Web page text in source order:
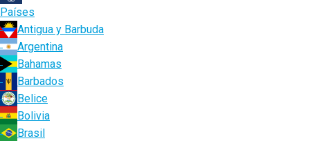
Países
Antigua y Barbuda
Argentina
Bahamas
Barbados
Belice
Bolivia
Brasil